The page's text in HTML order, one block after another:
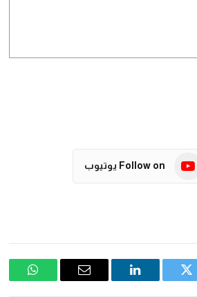
Follow on يوتيوب
تويتر لينكدإن
البريد
واتساب